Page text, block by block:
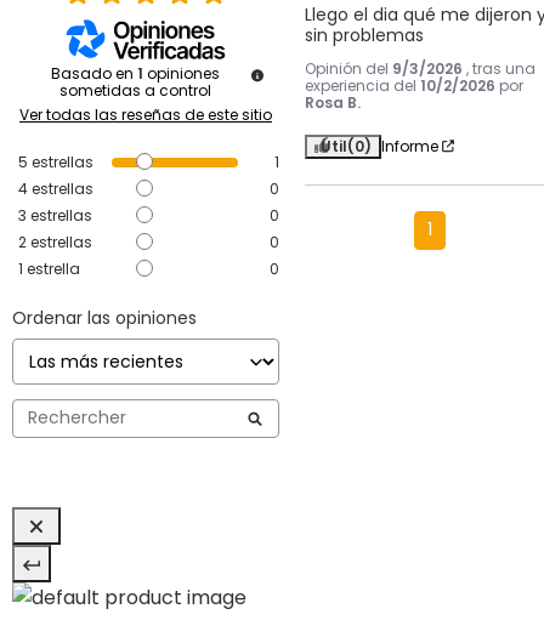
Basado en 1 opiniones
sometidas a control
Ver todas las reseñas de este sitio
5 estrellas
1
4estrellas
0
3 estrellas
0
2estrellas
0
1 estrella 0
Ordenar las opiniones
Llego el dia qué me dijeron
sin problemas
Opinión del 9/3/2026 , tras una
experiencia del 10/2/2026 por
Rosa B.
Útil(0) Informe
1